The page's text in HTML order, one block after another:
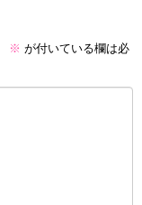
※ が付いている欄は必